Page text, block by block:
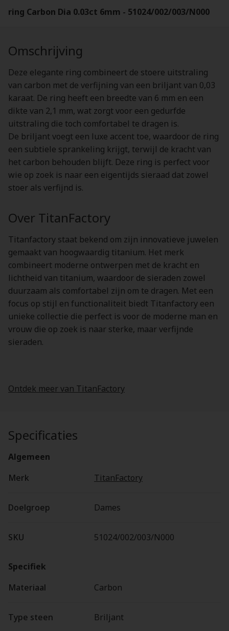
ring Carbon Dia 0.03ct 6mm - 51024/002/003/N000
Omschrijving
Deze elegante ring combineert de stoere uitstraling
van carbon met de verfijning van een briljant van 0,03
karaat. De ring heeft een breedte van 6 mm en een
dikte van 2,1 mm, wat zorgt voor een gedurfde
uitstraling die toch comfortabel te dragen is.
De briljant voegt een luxe accent toe, waardoor de ring
een subtiele sprankeling krijgt, terwijl de kracht van
het carbon behouden blijft. Deze ring is perfect voor
wie op zoek is naar een eigentijds sieraad dat zowel
stoer als verfijnd is.
Over TitanFactory
Titanfactory staat bekend om zijn innovatieve juwelen
gemaakt van hoogwaardig titanium. Het merk
combineert moderne ontwerpen met de kracht en
lichtheid van titanium, waardoor de sieraden zowel
duurzaam als comfortabel zijn om te dragen. Met een
focus op stijl en functionaliteit biedt Titanfactory een
unieke collectie die perfect is voor de moderne man en
vrouw die op zoek is naar sterke, maar verfijnde
sieraden.
Ontdek meer van TitanFactory
Specificaties
Algemeen
Merk
TitanFactory
Doelgroep Dames
SKU 51024/002/003/N000
Specifiek
Materiaal
Carbon
Type steen Briljant